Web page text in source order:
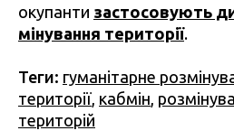
окупанти застосовують
мінування території.
Теги: гуманітарне
території кабмін
територій